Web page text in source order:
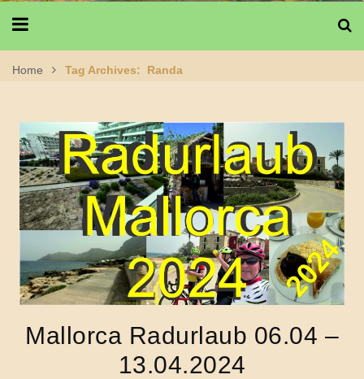
Home Tag Archives: Randa
Mallorca Radurlaub 06.04 –
13.04.2024